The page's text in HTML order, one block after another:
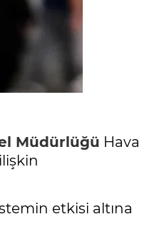
Müdürlüğü Hava
etkisi altına